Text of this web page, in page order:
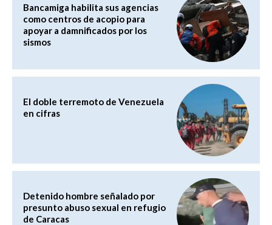
Bancamiga habilita sus agencias
como centros de acopio para
apoyar a damnificados por los
sismos
El doble terremoto de Venezuela
en cifras
Detenido hombre señalado por
presunto abuso sexual en refugio
de Caracas